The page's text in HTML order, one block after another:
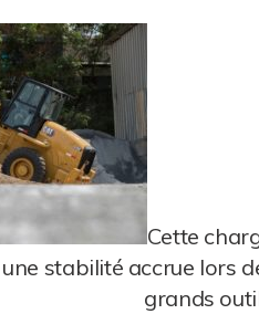
Cette
stabilité accrue lors
grands